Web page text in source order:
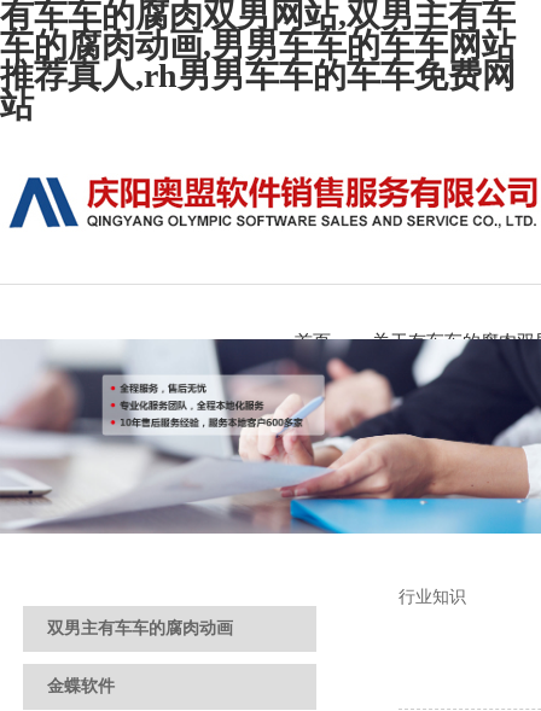
有车车的腐肉双男网站,双男主有车
车的腐肉动画,男男车车的车车网站
推荐真人,rh男男车车的车车免费网
站
首页 关于有车车的腐肉双
双男主有车车的腐肉动画
金蝶软件
行业知识